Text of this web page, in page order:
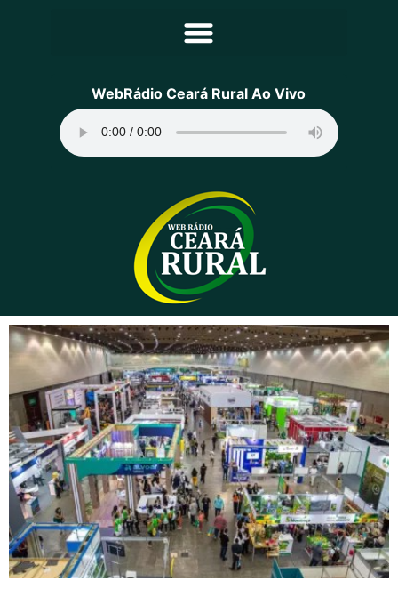
Principal
Programação
Equipe
Contato
Sobre
WebRádio Ceará Rural Ao Vivo